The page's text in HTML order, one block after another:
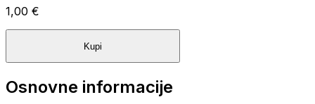
1,00 €
Kupi
Osnovne informacije